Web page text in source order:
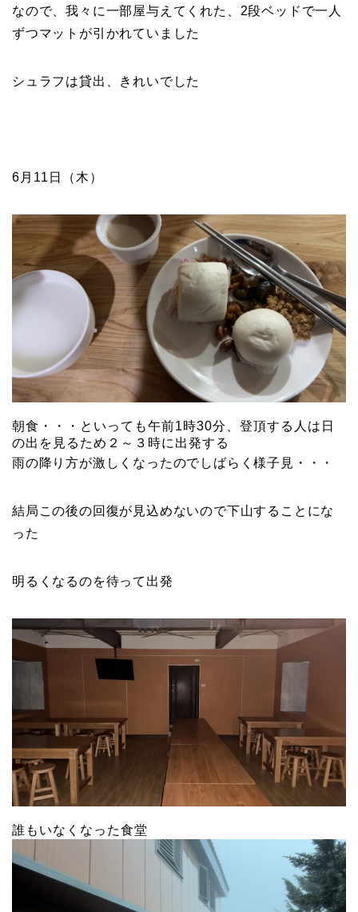
なので、我々に一部屋与えてくれた、2段ベッドで一人
ずつマットが引かれていました
シュラフは貸出、きれいでした
6月11日（木）
朝食・・・といっても午前1時30分、登頂する人は日
の出を見るため２～３時に出発する
雨の降り方が激しくなったのでしばらく様子見・・・
結局この後の回復が見込めないので下山することにな
った
明るくなるのを待って出発
誰もいなくなった食堂